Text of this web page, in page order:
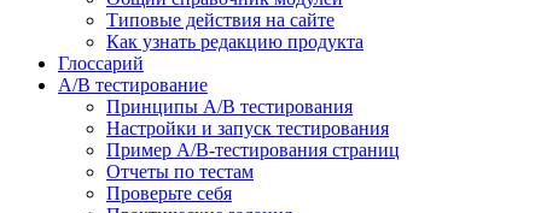
Типовые действия на сайте
Как узнать редакцию продукта
Глоссарий
A/B тестирование
Принципы A/B тестирования
Настройки и запуск тестирования
Пример A/B-тестирования страниц
Отчеты по тестам
Проверьте себя